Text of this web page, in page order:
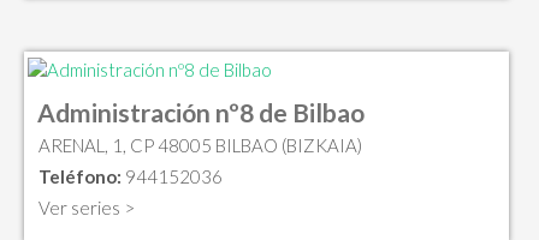
Administración nº8 de Bilbao
ARENAL, 1, CP 48005 BILBAO (BIZKAIA)
Teléfono: 944152036
Ver series >